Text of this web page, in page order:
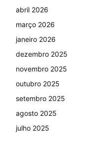
abril 2026
março 2026
janeiro 2026
dezembro 2025
novembro 2025
outubro 2025
setembro 2025
agosto 2025
julho 2025